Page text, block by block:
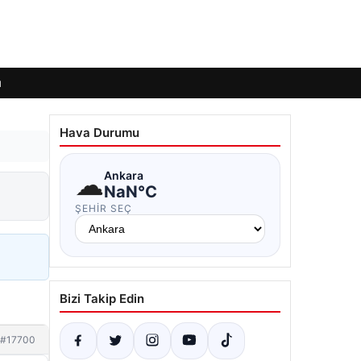
#17700
Hava Durumu
☁Ankara
NaN°C
ŞEHIR SEÇ
Bizi Takip Edin